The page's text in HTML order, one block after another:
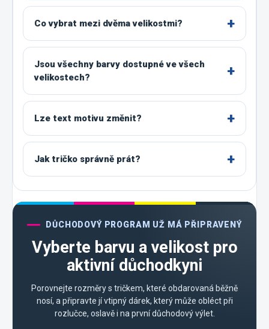
Co vybrat mezi dvěma velikostmi?
Jsou všechny barvy dostupné ve všech
velikostech?
Lze text motivu změnit?
Jak tričko správně prát?
DŮCHODOVÝ PROGRAM UŽ MÁ PŘIPRAVENÝ
Vyberte barvu a velikost pro
aktivní důchodkyni
Porovnejte rozměry s tričkem, které obdarovaná běžně
nosí, a připravte jí vtipný dárek, který může obléct při
rozlučce, oslavě i na první důchodový výlet.